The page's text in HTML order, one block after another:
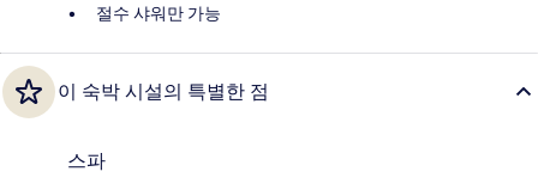
절수 샤워만 가능
이 숙박 시설의 특별한 점
스파